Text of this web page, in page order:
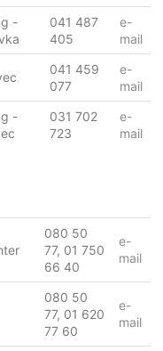
-
041 487
405
e-
mail
041 459
077
e-
mail
-
031 702
723
e-
mail
080 50
77, 01 750
66 40
e-
mail
080 50
77, 01 620
77 60
e-
mail